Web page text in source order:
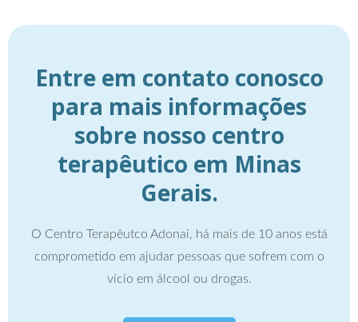
Entre em contato conosco
para mais informações
sobre nosso centro
terapêutico em Minas
Gerais.
O Centro Terapêutco Adonai, há mais de 10 anos está
comprometido em ajudar pessoas que sofrem com o
vício em álcool ou drogas.